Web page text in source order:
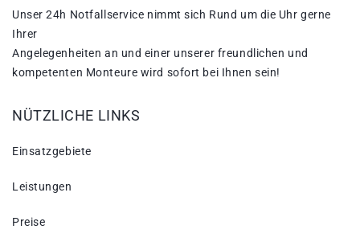
Unser 24h Notfallservice nimmt sich Rund um die Uhr gerne
Ihrer
Angelegenheiten an und einer unserer freundlichen und
kompetenten Monteure wird sofort bei Ihnen sein!
NÜTZLICHE LINKS
Einsatzgebiete
Leistungen
Preise